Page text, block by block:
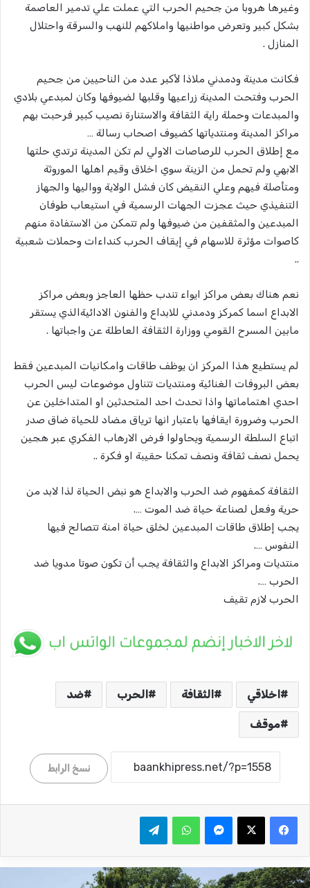
وغيرها هروبا من جحيم الحرب التي عملت علي تدمير العاصمة
بشكل كبير وتعرض مواطنيها واملاكهم للنهب والسرقة واحتلال
المنازل .
فكانت مدينة ودمدني ملاذا لأكبر عدد من الناحيين من جحيم
الحرب وفتحت المدينة زراعيها وقلبها لضيوفها وكان لمبدعي بلادي
والمبدعات وحملة راية الثقافة والاستنارة نصيب كبير فرحبت بهم
مراكز المدينة ومنتدياتها كضيوف اصحاب رسالة …
مع إطلاق الحرب للرصاصات الاولي لم تكن المدينة ترتدي حلتها
الابهي ولم تحمل من الزينة سوي اخلاق وقيم اهلها الموروثة
ومتأصلة فيهم وعلي النقيض كان فشل الولاية وواليها والجهاز
التنفيذي حيث عجزت الجهات الرسمية في استيعاب طوفان
المبدعين والمثقفين من ضيوفها ولم تتمكن من الاستفادة منهم
كاصوات مؤثرة للاسهام في إيقاف الحرب كنداءات وحملات شعبية
..
نعم هناك بعض مراكز ايواء تندب حظها العاجز وبعض مراكز
الابداع اسما كمركز ودمدني للابداع والفنون الادائيةالذي يستقر
مابين المسرح القومي ووزارة الثقافة العاطلة عن واجباتها .
لم يستطيع هذا المركز ان يوظف طاقات وامكانيات المبدعين فقط
بعض البروفات الغنائية ومنتديات تتناول موضوعات ليس الحرب
احدي اهتماماتها واذا تحدث احد المتحدثين او المتداخلين عن
الحرب وضرورة ايقافها باعتبار انها ترياق مضاد للحياة ضاق صدر
اتباع السلطة الرسمية ويحاولوا فرض الارهاب الفكري عبر هجين
يحمل نصف ثقافة ونصف تمكنا حقيبة او فكرة ..
الثقافة كمفهوم ضد الحرب والابداع هو نبض الحياة لذا لابد من
حرية وفعل لصناعة حياة ضد الموت ….
يجب إطلاق طاقات المبدعين لخلق حياة امنة تتصالح فيها
النفوس ….
منتديات ومراكز الابداع والثقافة يجب أن تكون صوتا مدويا ضد
الحرب ….
الحرب لازم تقيف
اخلاقي الثقافة الحرب ضد
موقف
نسخ الرابط
واتساب